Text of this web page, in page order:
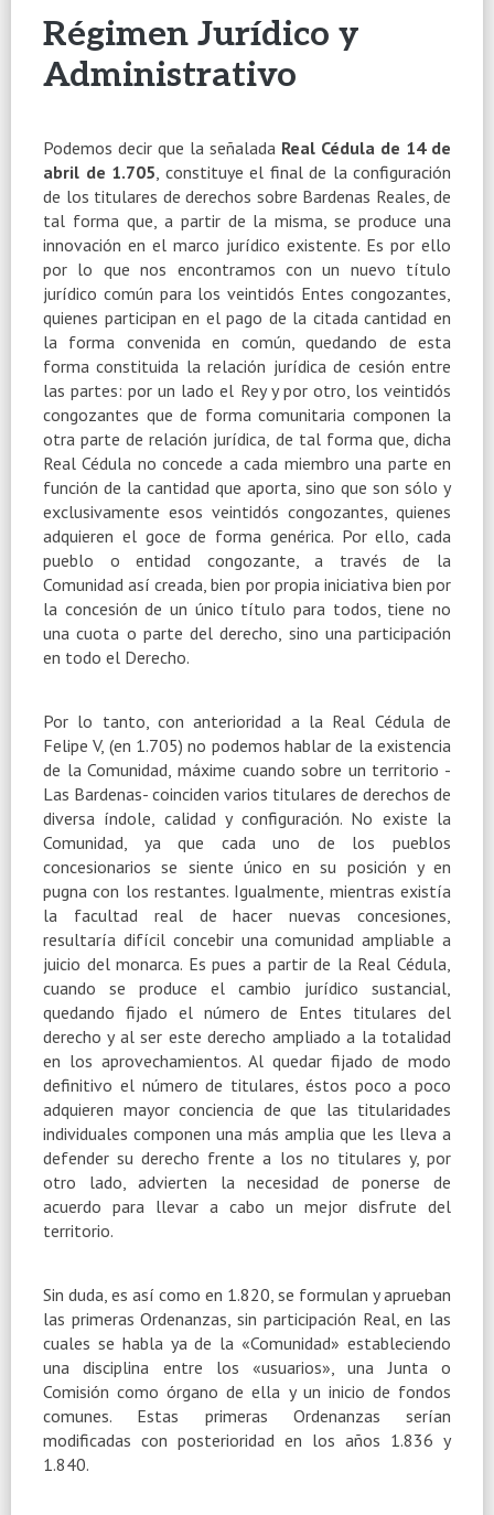
Régimen Jurídico y
Administrativo
Podemos decir que la señalada Real Cédula de 14 de
abril de 1.705 , constituye el final de la configuración
de los titulares de derechos sobre Bardenas Reales, de
tal forma que, a partir de la misma, se produce una
innovación en el marco jurídico existente. Es por ello
por lo que nos encontramos con un nuevo título
jurídico común para los veintidós Entes congozantes,
quienes participan en el pago de la citada cantidad en
la forma convenida en común, quedando de esta
forma constituida la relación jurídica de cesión entre
las partes: por un lado el Rey y por otro, los veintidós
congozantes que de forma comunitaria componen la
otra parte de relación jurídica, de tal forma que, dicha
Real Cédula no concede a cada miembro una parte en
función de la cantidad que aporta, sino que son sólo y
exclusivamente esos veintidós congozantes, quienes
adquieren el goce de forma genérica. Por ello, cada
pueblo o entidad congozante, a través de la
Comunidad así creada, bien por propia iniciativa bien por
la concesión de un único título para todos, tiene no
una cuota o parte del derecho, sino una participación
en todo el Derecho.
Por lo tanto, con anterioridad a la Real Cédula de
Felipe V, (en 1.705) no podemos hablar de la existencia
de la Comunidad, máxime cuando sobre un territorio -
Las Bardenas- coinciden varios titulares de derechos de
diversa índole, calidad y configuración. No existe la
Comunidad, ya que cada uno de los pueblos
concesionarios se siente único en su posición y en
pugna con los restantes. Igualmente, mientras existía
la facultad real de hacer nuevas concesiones,
resultaría difícil concebir una comunidad ampliable a
juicio del monarca. Es pues a partir de la Real Cédula,
cuando se produce el cambio jurídico sustancial,
quedando fijado el número de Entes titulares del
derecho y al ser este derecho ampliado a la totalidad
en los aprovechamientos. Al quedar fijado de modo
definitivo el número de titulares, éstos poco a poco
adquieren mayor conciencia de que las titularidades
individuales componen una más amplia que les lleva a
defender su derecho frente a los no titulares y, por
otro lado, advierten la necesidad de ponerse de
acuerdo para llevar a cabo un mejor disfrute del
territorio.
Sin duda, es así como en 1.820, se formulan y aprueban
las primeras Ordenanzas, sin participación Real, en las
cuales se habla ya de la «Comunidad» estableciendo
una disciplina entre los «usuarios», una Junta o
Comisión como órgano de ella y un inicio de fondos
comunes. Estas primeras Ordenanzas serían
modificadas con posterioridad en los años 1.836 y
1.840.